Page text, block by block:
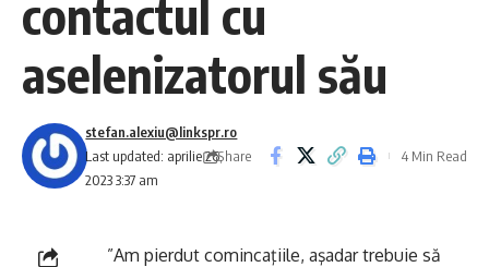
contactul cu
aselenizatorul său
Last updated: aprilie 26,
2023 3:37 am
stefan.alexiu@linkspr.ro
Share
4 Min Read
”Am pierdut comincaţiile, aşadar trebuie să